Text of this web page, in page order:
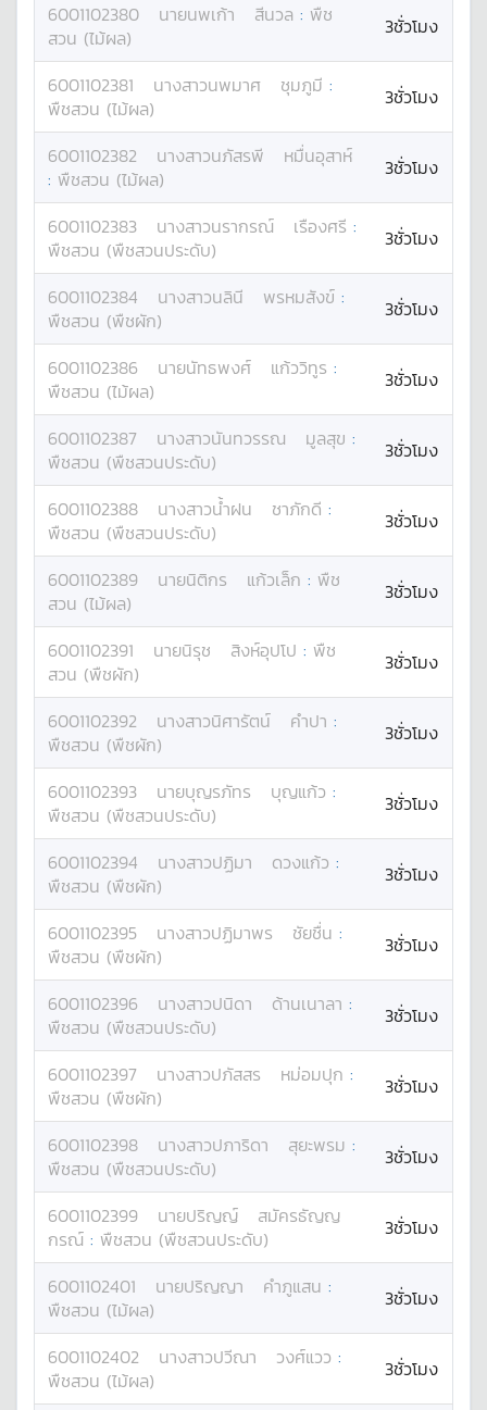
6001102380 นายนพเก้า สีนวล : พืช
สวน (ไม้ผล)
3ชั่วโมง
6001102381 นางสาวนพมาศ ชุมภูมี :
พืชสวน (ไม้ผล)
3ชั่วโมง
6001102382 นางสาวนภัสรพี
หมื่นอุสาห์
: พืชสวน (ไม้ผล) 3ชั่วโมง
6001102383 นางสาวนรากรณ์ เรืองศรี :
พืชสวน (พืชสวนประดับ)
3ชั่วโมง
6001102384 นางสาวนลินี พรหมสังข์ :
พืชสวน (พืชผัก)
3ชั่วโมง
6001102386 นายนัทธพงศ์ แก้ววิทูร :
พืชสวน (ไม้ผล)
3ชั่วโมง
6001102387 นางสาวนันทวรรณ มูลสุข :
พืชสวน (พืชสวนประดับ)
3ชั่วโมง
6001102388 นางสาวน้ำฝน ชาภักดี :
พืชสวน (พืชสวนประดับ)
3ชั่วโมง
6001102389 นายนิติกร แก้วเล็ก : พืช
สวน (ไม้ผล)
3ชั่วโมง
6001102391 นายนิรุช สิงห์อุปโป : พืช
สวน (พืชผัก)
3ชั่วโมง
6001102392 นางสาวนิศารัตน์ คำปา :
พืชสวน (พืชผัก)
3ชั่วโมง
6001102393 นายบุญรภัทร บุญแก้ว :
พืชสวน (พืชสวนประดับ)
3ชั่วโมง
6001102394 นางสาวปฏิมา ดวงแก้ว :
พืชสวน (พืชผัก)
3ชั่วโมง
6001102395 นางสาวปฏิมาพร ชัยชื่น :
พืชสวน (พืชผัก)
3ชั่วโมง
6001102396 นางสาวปนิดา ด้านเนาลา :
พืชสวน (พืชสวนประดับ)
3ชั่วโมง
6001102397 นางสาวปภัสสร หม่อมปุก :
พืชสวน (พืชผัก)
3ชั่วโมง
6001102398 นางสาวปภาริดา สุยะพรม :
พืชสวน (พืชสวนประดับ)
3ชั่วโมง
6001102399 นายปริญญ์
สมัครธัญญ
กรณ์ : พืชสวน (พืชสวนประดับ) 3ชั่วโมง
6001102401 นายปริญญา คำภูแสน :
พืชสวน (ไม้ผล)
3ชั่วโมง
6001102402 นางสาวปวีณา วงศ์แวว :
พืชสวน (ไม้ผล)
3ชั่วโมง